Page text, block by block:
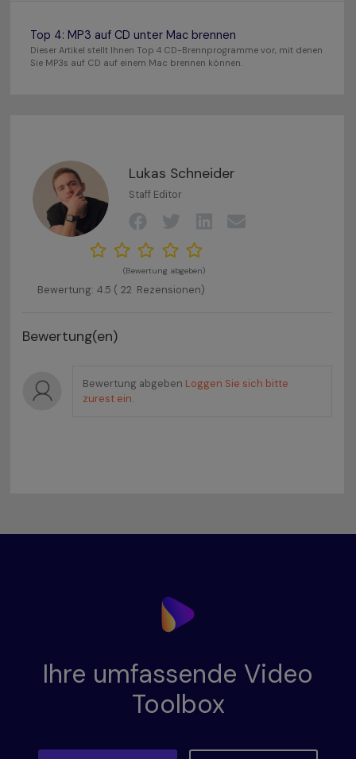
Top 4: MP3 auf CD unter Mac brennen
Dieser Artikel stellt Ihnen Top 4 CD-Brennprogramme vor, mit denen
Sie MP3s auf CD auf einem Mac brennen können.
Lukas Schneider
Staff Editor
(Bewertung abgeben)
Bewertung: 4.5 ( 22 Rezensionen)
Bewertung(en)
Bewertung abgeben Loggen Sie sich bitte
zurest ein.
Ihre umfassende Video
Toolbox